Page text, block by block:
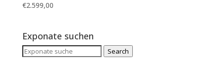
€2.599,00
Exponate suchen
Search
Search